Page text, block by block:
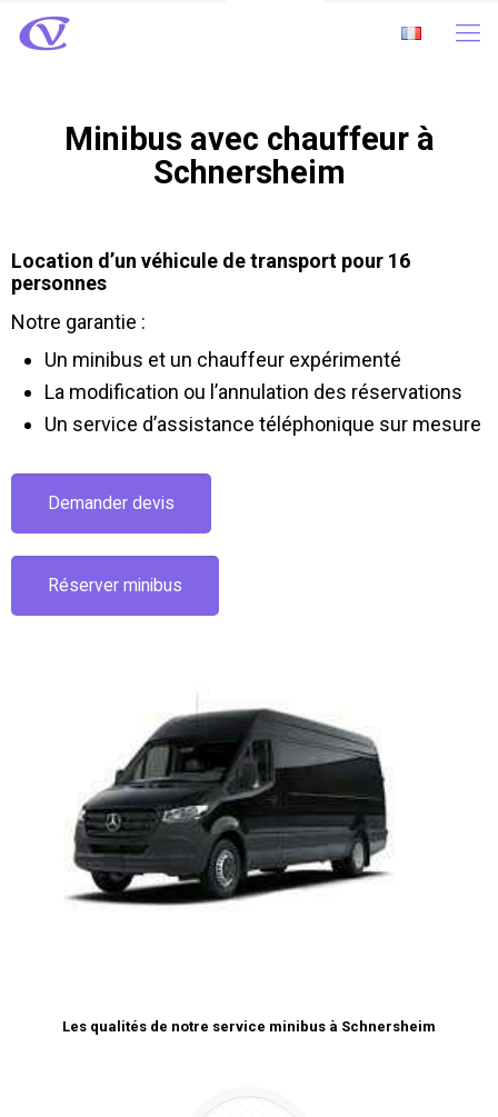
Minibus avec chauffeur à
Schnersheim
Location d’un véhicule de transport pour 16
personnes
Notre garantie :
Un minibus et un chauffeur expérimenté
La modification ou l’annulation des réservations
Un service d’assistance téléphonique sur mesure
Demander devis
Réserver minibus
Les qualités de notre service minibus à Schnersheim